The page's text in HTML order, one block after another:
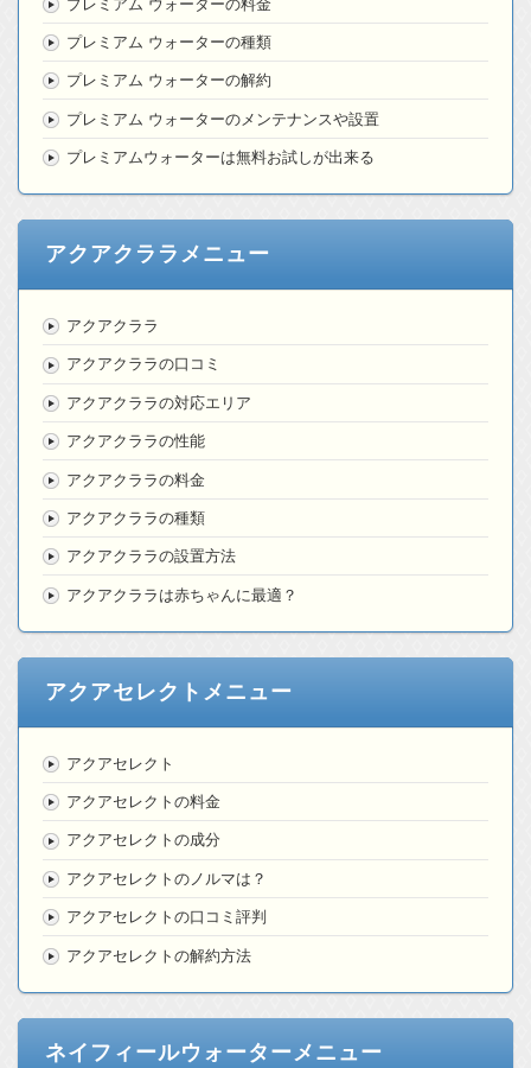
プレミアム ウォーターの料金
プレミアム ウォーターの種類
プレミアム ウォーターの解約
プレミアム ウォーターのメンテナンスや設置
プレミアムウォーターは無料お試しが出来る
アクアクララメニュー
アクアクララ
アクアクララの口コミ
アクアクララの対応エリア
アクアクララの性能
アクアクララの料金
アクアクララの種類
アクアクララの設置方法
アクアクララは赤ちゃんに最適？
アクアセレクトメニュー
アクアセレクト
アクアセレクトの料金
アクアセレクトの成分
アクアセレクトのノルマは？
アクアセレクトの口コミ評判
アクアセレクトの解約方法
ネイフィールウォーターメニュー